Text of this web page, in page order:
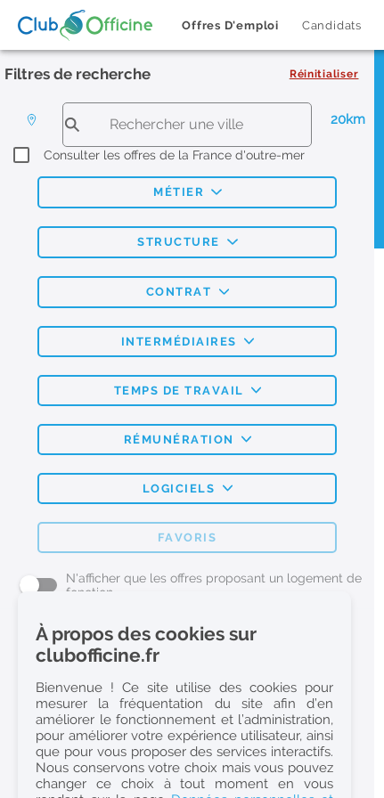
Offres D'emploi Candidats
Filtres de recherche Réinitialiser
20km
Consulter les offres de la France d'outre-mer
MÉTIER
STRUCTURE
CONTRAT
INTERMÉDIAIRES
TEMPS DE TRAVAIL
RÉMUNÉRATION
LOGICIELS
FAVORIS
N'afficher que les offres proposant un logement de
fonction
L'emploi Pharmacie par métier
Pharmacien (H/F)
Préparateur en Pharmacie (H/F)
Etudiant en Pharmacie (H/F)
Etudiant en Pharmacie 6e année validée (H/F)
Conseiller Dermo Cosmetique - Esthéticienne (H/F)
À propos des cookies sur
clubofficine.fr
Bienvenue ! Ce site utilise des cookies pour
mesurer la fréquentation du site afin d’en
améliorer le fonctionnement et l’administration,
pour améliorer votre expérience utilisateur, ainsi
que pour vous proposer des services interactifs.
Nous conservons votre choix mais vous pouvez
changer ce choix à tout moment en vous